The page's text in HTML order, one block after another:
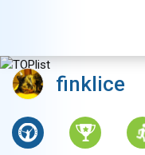
finklice